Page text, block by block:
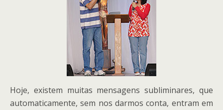
Hoje, existem muitas mensagens subliminares, que
automaticamente, sem nos darmos conta, entram em